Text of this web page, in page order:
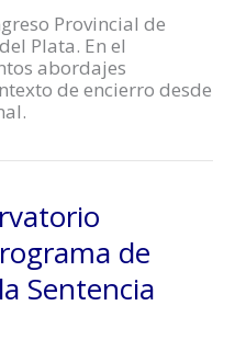
Provincial de
Plata. En el
abordajes
de encierro desde
de
Sentencia